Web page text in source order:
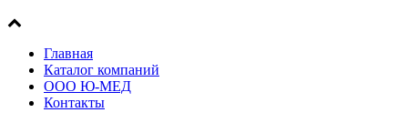
Главная
Каталог компаний
ООО Ю-МЕД
Контакты